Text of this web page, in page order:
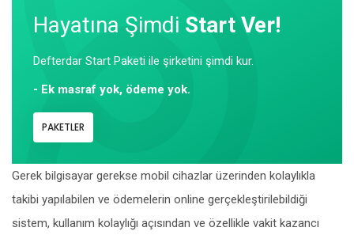
Hayatına Şimdi Start Ver!
Defterdar Start Paketi ile şirketini şimdi kur.
- Ek masraf yok, ödeme yok.
PAKETLER
Gerek bilgisayar gerekse mobil cihazlar üzerinden kolaylıkla
takibi yapılabilen ve ödemelerin online gerçekleştirilebildiği
sistem, kullanım kolaylığı açısından ve özellikle vakit kazancı